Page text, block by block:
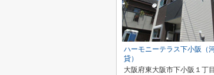
ハーモニーテラス下小阪（
貸）
大阪府東大阪市下小阪１丁目